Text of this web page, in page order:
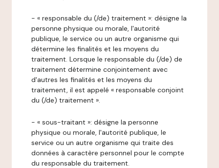
- « responsable du (/de) traitement »: désigne la
personne physique ou morale, l'autorité
publique, le service ou un autre organisme qui
détermine les finalités et les moyens du
traitement. Lorsque le responsable du (/de) de
traitement détermine conjointement avec
d'autres les finalités et les moyens du
traitement, il est appelé « responsable conjoint
du (/de) traitement ».
- « sous-traitant »: désigne la personne
physique ou morale, l'autorité publique, le
service ou un autre organisme qui traite des
données à caractère personnel pour le compte
du responsable du traitement.